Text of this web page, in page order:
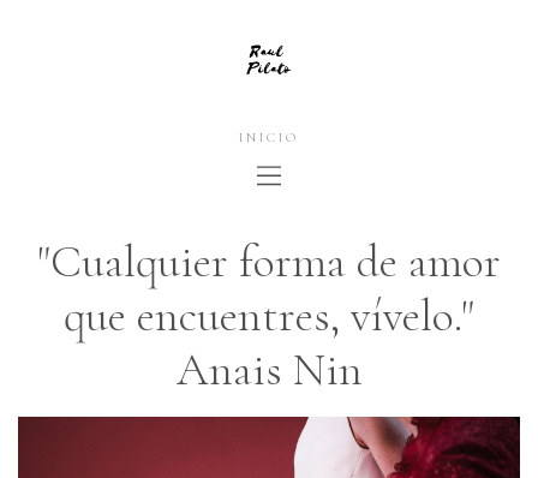
INICIO
"Cualquier forma de amor
que encuentres, vívelo."
Anais Nin